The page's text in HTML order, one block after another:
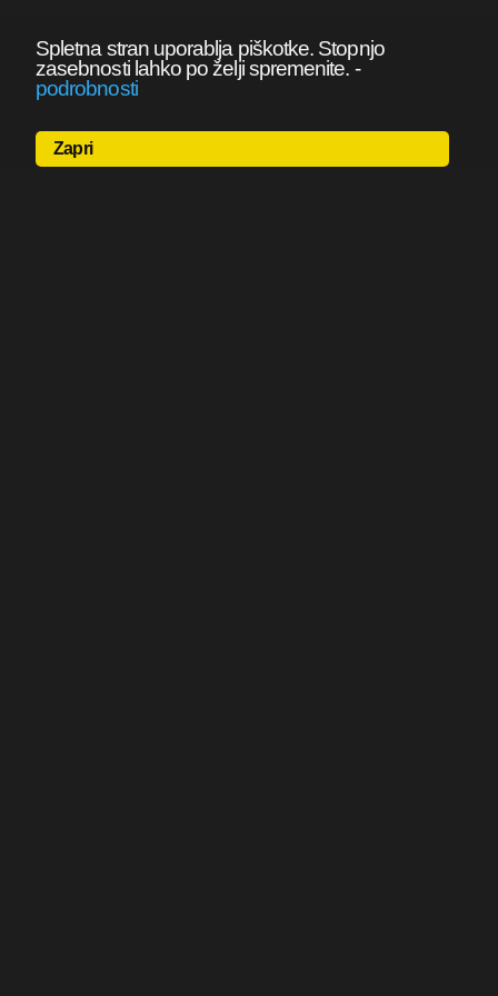
Spletna stran uporablja piškotke. Stopnjo
zasebnosti lahko po želji spremenite. -
podrobnosti
Zapri